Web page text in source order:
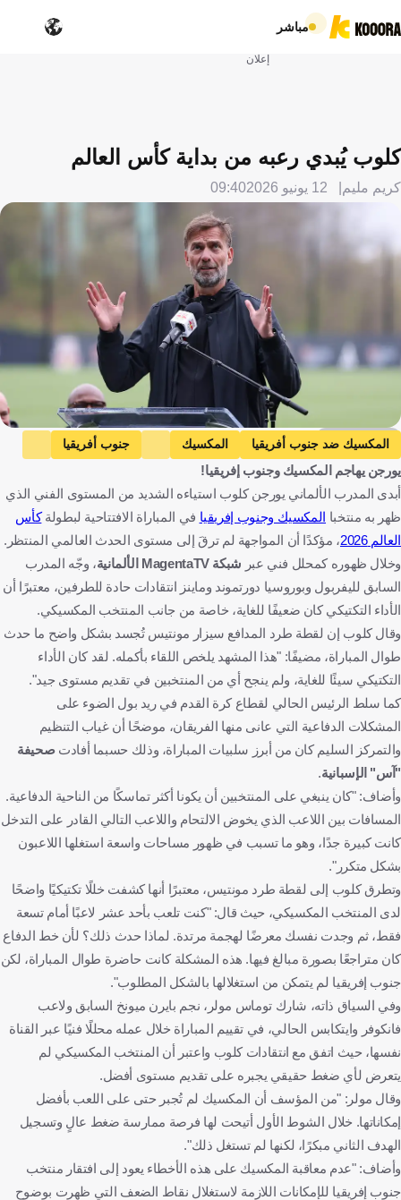
مباشر
إعلان
كلوب يُبدي رعبه من بداية كأس العالم
كريم مليم 12 يونيو 2026 09:40
Getty Images
المكسيك ضد جنوب أفريقيا المكسيك
جنوب أفريقيا
كأس العالم
يورجن كلوب المكسيك
كرة قدم
يورجن يهاجم المكسيك وجنوب إفريقيا!
أبدى المدرب الألماني يورجن كلوب استياءه الشديد من المستوى الفني الذي
ظهر به منتخبا المكسيك وجنوب إفريقيا في المباراة الافتتاحية لبطولةكأس
العالم 2026
، مؤكدًا أن المواجهة لم ترقَ إلى مستوى الحدث العالمي المنتظر.
وخلال ظهوره كمحلل فني عبر شبكة MagentaTV الألمانية
، وجّه المدرب
السابق لليفربول وبوروسيا دورتموند وماينز انتقادات حادة للطرفين، معتبرًا أن
الأداء التكتيكي كان ضعيفًا للغاية، خاصة من جانب المنتخب المكسيكي.
وقال كلوب إن لقطة طرد المدافع سيزار مونتيس تُجسد بشكل واضح ما حدث
طوال المباراة، مضيفًا: "هذا المشهد يلخص اللقاء بأكمله. لقد كان الأداء
التكتيكي سيئًا للغاية، ولم ينجح أي من المنتخبين في تقديم مستوى جيد".
كما سلط الرئيس الحالي لقطاع كرة القدم في ريد بول الضوء على
المشكلات الدفاعية التي عانى منها الفريقان، موضحًا أن غياب التنظيم
والتمركز السليم كان من أبرز سلبيات المباراة، وذلك حسبما أفادتصحيفة
"آس" الإسبانية.
وأضاف: "كان ينبغي على المنتخبين أن يكونا أكثر تماسكًا من الناحية الدفاعية.
المسافات بين اللاعب الذي يخوض الالتحام واللاعب التالي القادر على التدخل
كانت كبيرة جدًا، وهو ما تسبب في ظهور مساحات واسعة استغلها اللاعبون
بشكل متكرر".
وتطرق كلوب إلى لقطة طرد مونتيس، معتبرًا أنها كشفت خللًا تكتيكيًا واضحًا
لدى المنتخب المكسيكي، حيث قال: "كنت تلعب بأحد عشر لاعبًا أمام تسعة
فقط، ثم وجدت نفسك معرضًا لهجمة مرتدة. لماذا حدث ذلك؟ لأن خط الدفاع
كان متراجعًا بصورة مبالغ فيها. هذه المشكلة كانت حاضرة طوال المباراة، لكن
جنوب إفريقيا لم يتمكن من استغلالها بالشكل المطلوب".
وفي السياق ذاته، شارك توماس مولر، نجم بايرن ميونخ السابق ولاعب
فانكوفر وايتكابس الحالي، في تقييم المباراة خلال عمله محللًا فنيًا عبر القناة
نفسها، حيث اتفق مع انتقادات كلوب واعتبر أن المنتخب المكسيكي لم
يتعرض لأي ضغط حقيقي يجبره على تقديم مستوى أفضل.
وقال مولر: "من المؤسف أن المكسيك لم تُجبر حتى على اللعب بأفضل
إمكاناتها. خلال الشوط الأول أتيحت لها فرصة ممارسة ضغط عالٍ وتسجيل
الهدف الثاني مبكرًا، لكنها لم تستغل ذلك".
وأضاف: "عدم معاقبة المكسيك على هذه الأخطاء يعود إلى افتقار منتخب
جنوب إفريقيا للإمكانات اللازمة لاستغلال نقاط الضعف التي ظهرت بوضوح